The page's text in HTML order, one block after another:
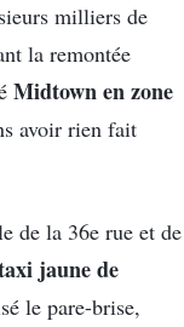
milliers de
la remontée
Midtown en zone
avoir rien fait
de la 36e rue et de
jaune de
le pare-brise,